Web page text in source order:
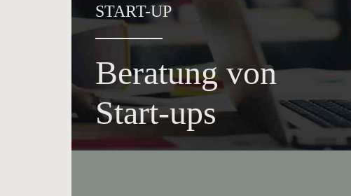
START-UP
Beratung von
Start-ups